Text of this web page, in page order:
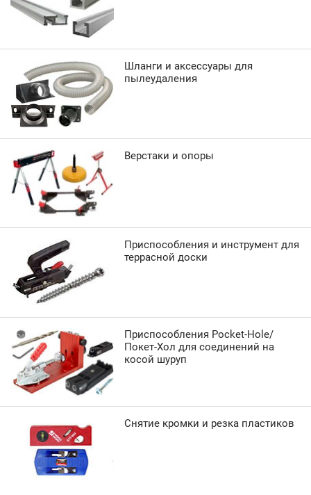
Шланги и аксессуары для
пылеудаления
Верстаки и опоры
Приспособления и инструмент для
террасной доски
Приспособления Pocket-Hole/
Покет-Хол для соединений на
косой шуруп
Снятие кромки и резка пластиков